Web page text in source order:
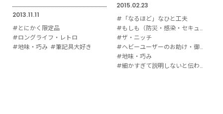
2013.11.11
#とにかく限定品
#ロングライフ・レトロ
#地味・巧み #筆記具大好き
2015.02.23
#「なるほど」なひと工夫
#もしも（防災・感染・セキュリティ対策）
#ザ・ニッチ
#ヘビーユーザーのお助け・御用達
#地味・巧み
#細かすぎて説明しないと伝わりにくい